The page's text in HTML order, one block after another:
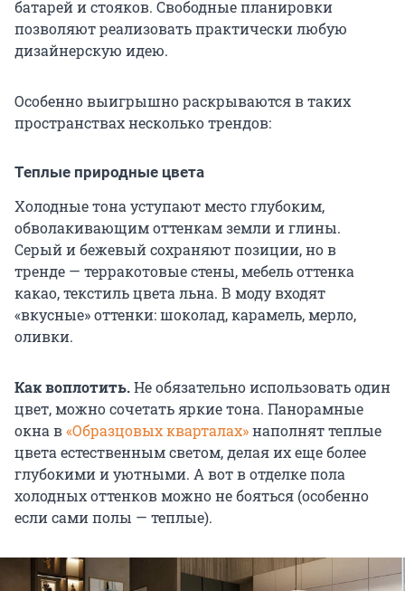
батарей и стояков. Свободные планировки
позволяют реализовать практически любую
дизайнерскую идею.
Особенно выигрышно раскрываются в таких
пространствах несколько трендов:
Теплые природные цвета
Холодные тона уступают место глубоким,
обволакивающим оттенкам земли и глины.
Серый и бежевый сохраняют позиции, но в
тренде — терракотовые стены, мебель оттенка
какао, текстиль цвета льна. В моду входят
«вкусные» оттенки: шоколад, карамель, мерло,
оливки.
Как воплотить.Не обязательно использовать один
цвет, можно сочетать яркие тона. Панорамные
окна в«Образцовых кварталах»наполнят теплые
цвета естественным светом, делая их еще более
глубокими и уютными. А вот в отделке пола
холодных оттенков можно не бояться (особенно
если сами полы — теплые).